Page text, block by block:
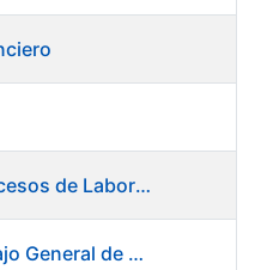
Item
Técnico de Análisis y Procesos de Laboratorio
BE 04/24 - Bolsa de Trabajo General de Producción. Fábrica de Papel